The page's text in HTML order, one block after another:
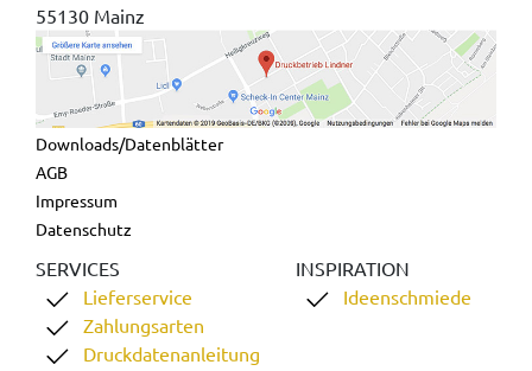
55130 Mainz
Downloads/Datenblätter
AGB
Impressum
Datenschutz
SERVICES
Lieferservice
Zahlungsarten
Druckdatenanleitung
INSPIRATION
Ideenschmiede